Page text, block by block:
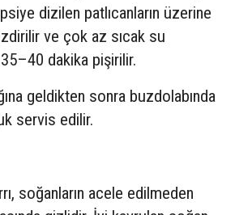
dizilen patlıcanların üzerine
ve çok az sıcak su
dakika pişirilir.
geldikten sonra buzdolabında
servis edilir.
soğanların acele edilmeden